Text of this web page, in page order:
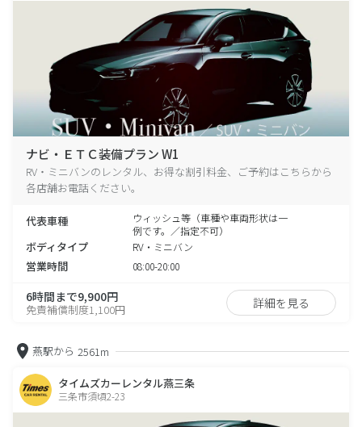
ナビ・ＥＴＣ装備プラン W1
RV・ミニバンのレンタル、お得な割引料金、ご予約はこちらから
各店舗お電話ください。
代表車種
ウィッシュ等（車種や車両形状は一
例です。／指定不可）
ボディタイプ RV・ミニバン
営業時間 08:00-20:00
6時間まで9,900円
免責補償制度1,100円 詳細を見る
燕駅から 2561m
タイムズカーレンタル燕三条
三条市須頃2-23